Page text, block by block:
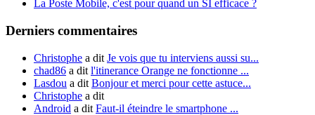
La Poste Mobile, c'est pour quand un SI efficace ?
Derniers commentaires
Christophe a dit Je vois que tu interviens aussi su...
chad86 a dit l'itinerance Orange ne fonctionne ...
Lasdou a dit Bonjour et merci pour cette astuce...
Christophe a dit
Android a dit Faut-il éteindre le smartphone ...